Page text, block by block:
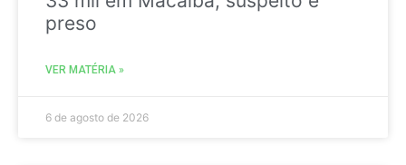
preso
VER MATÉRIA »
6 de agosto de 2026